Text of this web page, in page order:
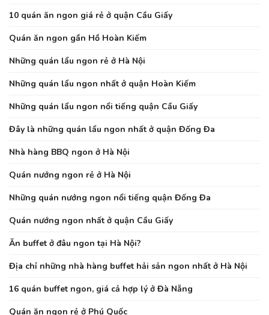
10 quán ăn ngon giá rẻ ở quận Cầu Giấy
Quán ăn ngon gần Hồ Hoàn Kiếm
Những quán lẩu ngon rẻ ở Hà Nội
Những quán lẩu ngon nhất ở quận Hoàn Kiếm
Những quán lẩu ngon nổi tiếng quận Cầu Giấy
Đây là những quán lẩu ngon nhất ở quận Đống Đa
Nhà hàng BBQ ngon ở Hà Nội
Quán nướng ngon rẻ ở Hà Nội
Những quán nướng ngon nổi tiếng quận Đống Đa
Quán nướng ngon nhất ở quận Cầu Giấy
Ăn buffet ở đâu ngon tại Hà Nội?
Địa chỉ những nhà hàng buffet hải sản ngon nhất ở Hà Nội
16 quán buffet ngon, giá cả hợp lý ở Đà Nẵng
Quán ăn ngon rẻ ở Phú Quốc